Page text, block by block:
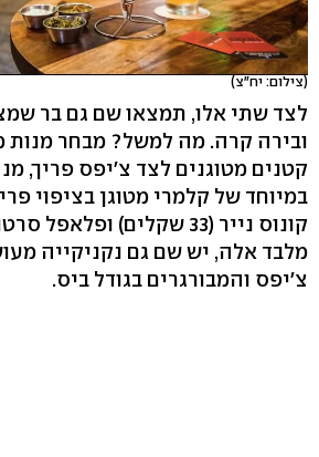
(צילום: יח"צ)
לצד שתי אלו, תמצאו שם גם בר
ובירה קרה. מה למשל? מבחר מנות
קטנים מטוגנים לצד צ'יפס פריך,
במיוחד של קלמרי מטוגן בציפוי
מלבד אלה, יש שם גם נקניקייה
צ'יפס והמבורגרים בגודל ביס.